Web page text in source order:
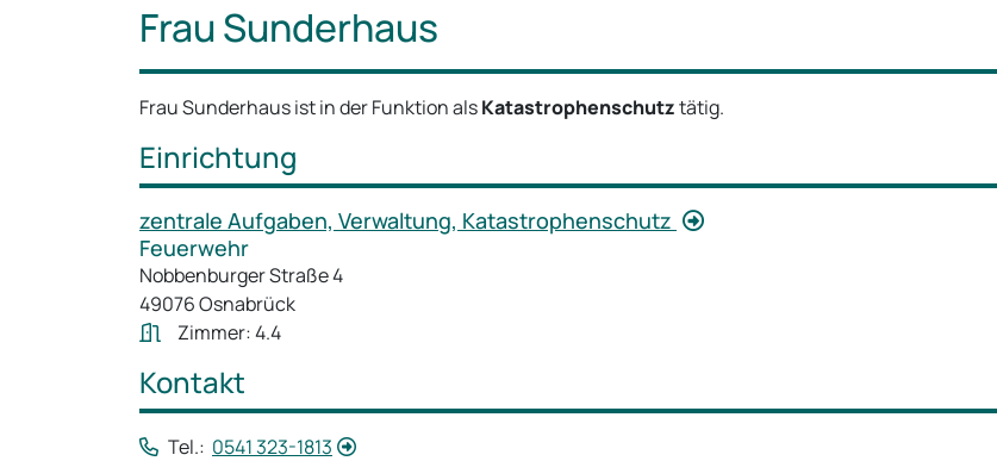
Frau Sunderhaus
Frau Sunderhaus ist in der Funktion alsKatastrophenschutztätig.
Einrichtung
zentrale Aufgaben, Verwaltung, Katastrophenschutz
Feuerwehr
Nobbenburger Straße 4
49076 Osnabrück
Zimmer: 4.4
Kontakt
Tel.: 0541 323-1813